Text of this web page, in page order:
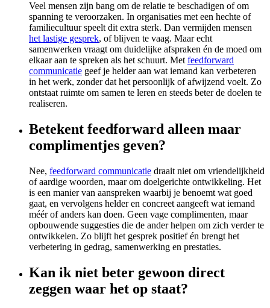
Veel mensen zijn bang om de relatie te beschadigen of om
spanning te veroorzaken. In organisaties met een hechte of
familiecultuur speelt dit extra sterk. Dan vermijden mensen
het lastige gesprek, of blijven te vaag. Maar echt
samenwerken vraagt om duidelijke afspraken én de moed om
elkaar aan te spreken als het schuurt. Met feedforward
communicatie geef je helder aan wat iemand kan verbeteren
in het werk, zonder dat het persoonlijk of afwijzend voelt. Zo
ontstaat ruimte om samen te leren en steeds beter de doelen te
realiseren.
Betekent feedforward alleen maar
complimentjes geven?
Nee, feedforward communicatie draait niet om vriendelijkheid
of aardige woorden, maar om doelgerichte ontwikkeling. Het
is een manier van aanspreken waarbij je benoemt wat goed
gaat, en vervolgens helder en concreet aangeeft wat iemand
méér of anders kan doen. Geen vage complimenten, maar
opbouwende suggesties die de ander helpen om zich verder te
ontwikkelen. Zo blijft het gesprek positief én brengt het
verbetering in gedrag, samenwerking en prestaties.
Kan ik niet beter gewoon direct
zeggen waar het op staat?